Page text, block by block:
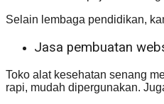
Selain lembaga pendidikan,
Jasa pembuatan
Toko alat kesehatan senang
rapi, mudah dipergunakan.